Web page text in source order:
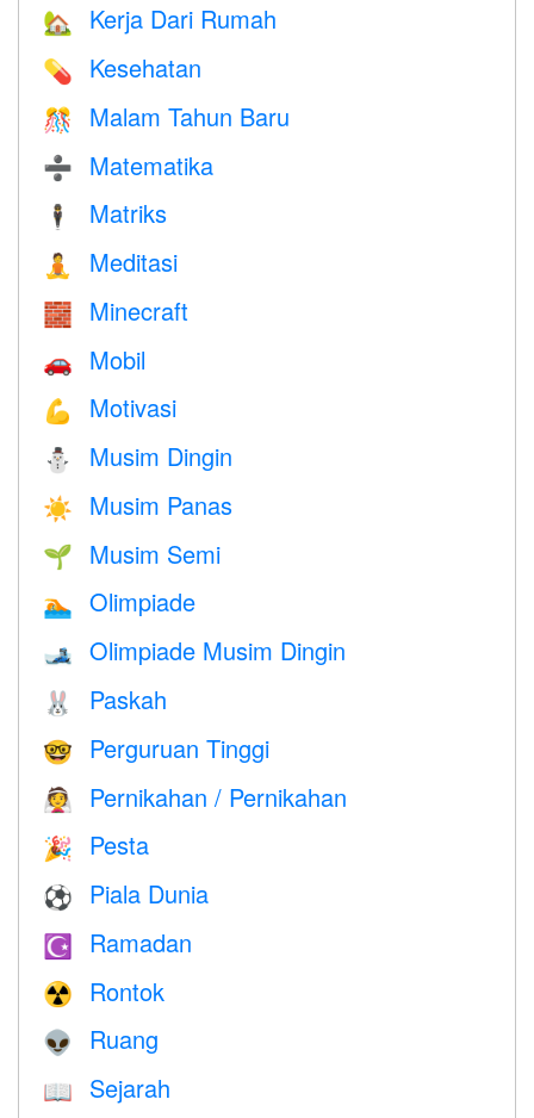
🏡 Kerja Dari Rumah
💊 Kesehatan
🎊 Malam Tahun Baru
➗ Matematika
🕴️ Matriks
🧘 Meditasi
🧱 Minecraft
🚗 Mobil
💪 Motivasi
⛄ Musim Dingin
☀️ Musim Panas
🌱 Musim Semi
🏊 Olimpiade
🎿 Olimpiade Musim Dingin
🐰 Paskah
🤓 Perguruan Tinggi
👰 Pernikahan / Pernikahan
🎉 Pesta
⚽ Piala Dunia
☪️ Ramadan
☢️ Rontok
👽 Ruang
📖 Sejarah